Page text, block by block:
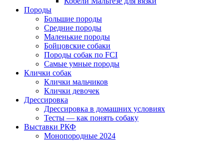
Породы
Большие породы
Средние породы
Маленькие породы
Бойцовские собаки
Породы собак по FCI
Самые умные породы
Клички собак
Клички мальчиков
Клички девочек
Дрессировка
Дрессировка в домашних условиях
Тесты — как понять собаку
Выставки РКФ
Монопородные 2024